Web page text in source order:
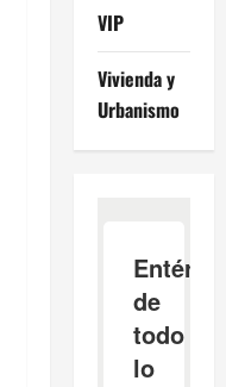
VIP
Vivienda y
Urbanismo